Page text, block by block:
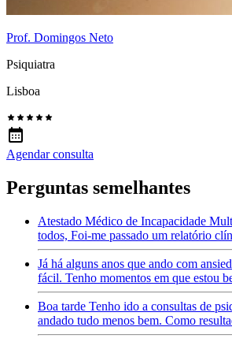
Prof. Domingos Neto
Psiquiatra
Lisboa
Agendar consulta
Perguntas semelhantes
Atestado Médico de Incapacidade
todos, Foi-me passado um relatório
Já há alguns anos que ando com
fácil. Tenho momentos em que estou
Boa tarde Tenho ido a consultas de
andado tudo menos bem. Como